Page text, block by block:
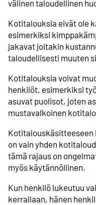
välinen taloudellinen
Kotitalouksia eivät ole
esimerkiksi
jakavat joitakin
taloudellisesti muuten
Kotitalouksia voivat
henkilöt, esimerkiksi
asuvat puolisot, joten
mustavalkoinen
Kotitalouskäsitteeseen
on vain yhden
tämä rajaus on
myös käytännöllinen.
Kun henkilö lukeutuu
kerrallaan, hänen